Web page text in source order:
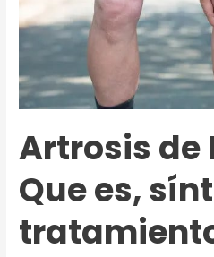
Artrosis de
Que es,